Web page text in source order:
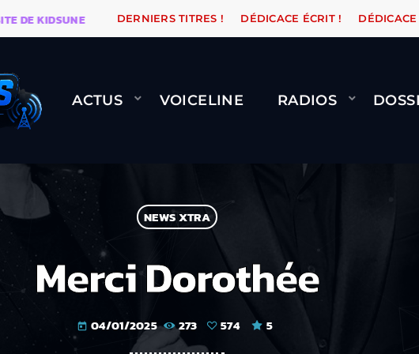
KIDSUNE WARÉTRO ORANGE ROAD QUI PASSE, ÇA LE FAIT !
DERNIERS TITRES ! DÉDICACE ÉCRIT !
ACTUS VOICELINE RADIOS
NEWS XTRA
Merci Dorothée
today 04/01/2025 273 574 5